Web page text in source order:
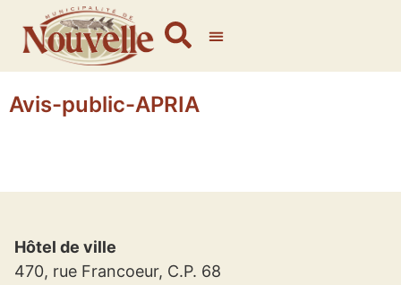
Avis-public-APRIA
Hôtel de ville
470, rue Francoeur, C.P. 68